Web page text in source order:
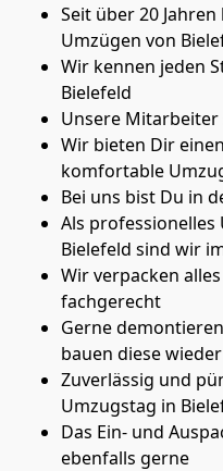
Seit über 20
Umzügen von
Wir kennen jeden
Bielefeld
Unsere
Wir bieten Dir
komfortable
Bei uns bist Du in
Als
Bielefeld sind wir
Wir verpacken
fachgerecht
Gerne
bauen diese
Zuverlässig und
Umzugstag in
Das Ein- und
ebenfalls gerne